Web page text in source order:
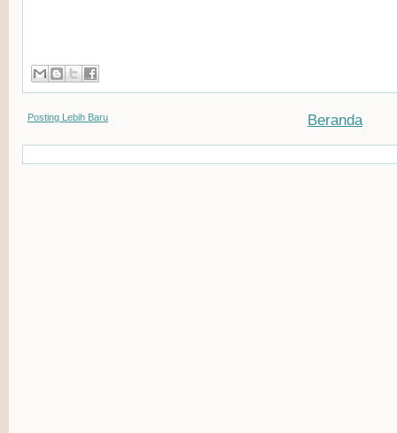
Posting Lebih Baru Beranda